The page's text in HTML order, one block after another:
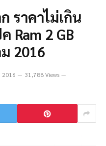
ราคาไม่เกิน
Ram 2 GB
2016
2016
31,788 Views